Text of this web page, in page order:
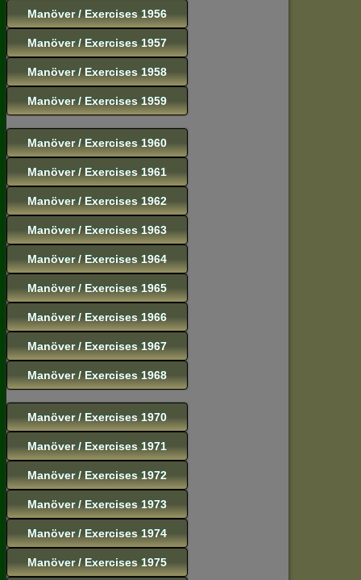
Manöver / Exercises 1956
Manöver / Exercises 1957
Manöver / Exercises 1958
Manöver / Exercises 1959
Manöver / Exercises 1960
Manöver / Exercises 1961
Manöver / Exercises 1962
Manöver / Exercises 1963
Manöver / Exercises 1964
Manöver / Exercises 1965
Manöver / Exercises 1966
Manöver / Exercises 1967
Manöver / Exercises 1968
Manöver / Exercises 1970
Manöver / Exercises 1971
Manöver / Exercises 1972
Manöver / Exercises 1973
Manöver / Exercises 1974
Manöver / Exercises 1975